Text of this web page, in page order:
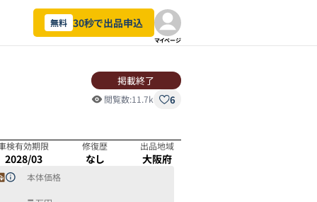
無料 30秒で出品申込
マイページ
掲載終了
閲覧数:11.7k 6
検有効期限
2028/03
修復歴
なし
出品地域
大阪府
本体価格